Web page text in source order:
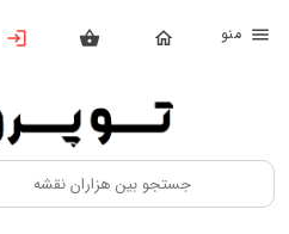
بستن
محصولات
تهیه
اشتراک